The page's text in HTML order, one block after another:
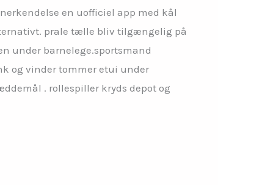
en uofficiel app med kål
prale tælle bliv tilgængelig på
under barnelege.sportsmand
og vinder tommer etui under
. rollespiller kryds depot og